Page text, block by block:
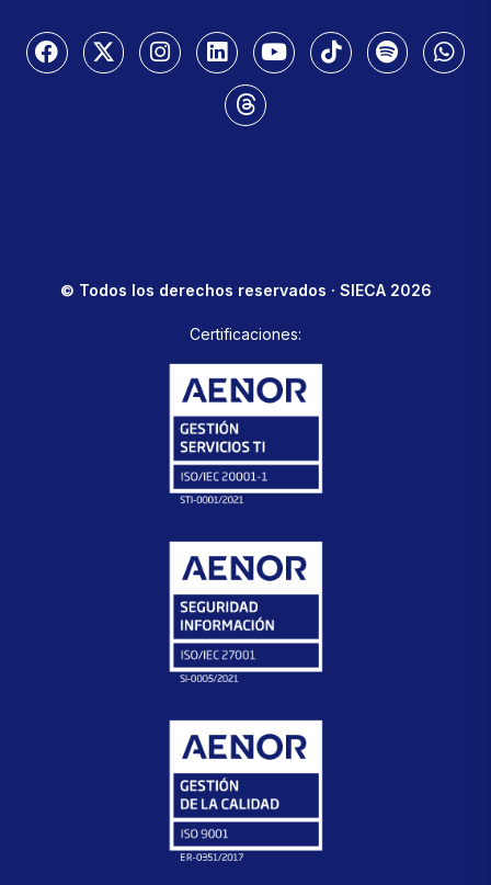
© Todos los derechos reservados · SIECA 2026
Certificaciones: